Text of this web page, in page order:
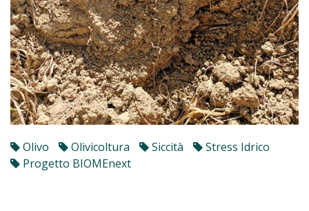
Olivo Olivicoltura Siccità
Stress Idrico
Progetto BIOMEnext